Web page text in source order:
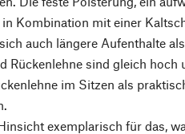
Kombination mit einer
auch längere Aufenthalte
Rückenlehne sind gleich hoch
im Sitzen als
exemplarisch für das,